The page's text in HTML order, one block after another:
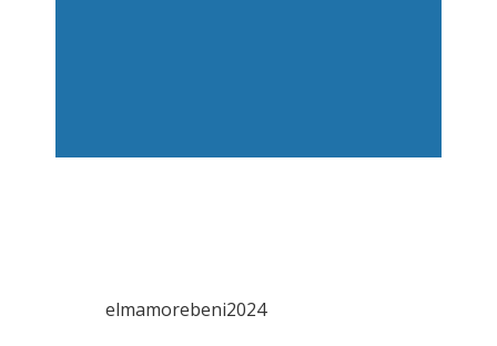
elmamorebeni2024